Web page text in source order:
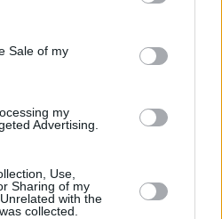
and its third-party tags to
purposes in below Google
Sale of my
my
Advertising.
Use,
Sharing of my
with the
collected.